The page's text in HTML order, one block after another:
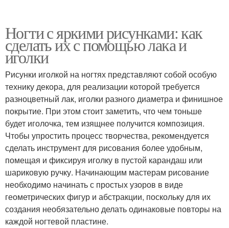
Ногти с яркими рисунками: как
сделать их с помощью лака и
иголки
Рисунки иголкой на ногтях представляют собой особую
технику декора, для реализации которой требуется
разноцветный лак, иголки разного диаметра и финишное
покрытие. При этом стоит заметить, что чем тоньше
будет иголочка, тем изящнее получится композиция.
Чтобы упростить процесс творчества, рекомендуется
сделать инструмент для рисования более удобным,
помещая и фиксируя иголку в пустой карандаш или
шариковую ручку. Начинающим мастерам рисование
необходимо начинать с простых узоров в виде
геометрических фигур и абстракции, поскольку для их
создания необязательно делать одинаковые повторы на
каждой ногтевой пластине.